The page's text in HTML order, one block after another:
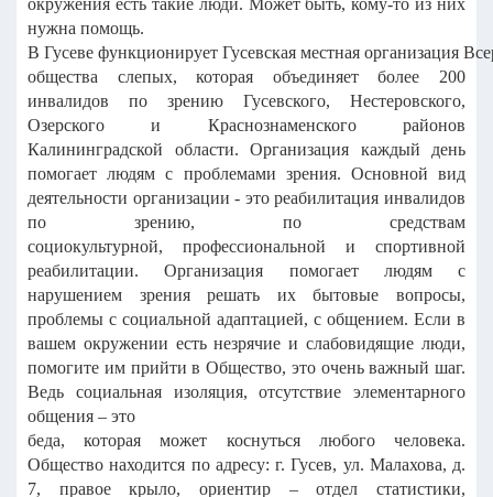
окружения есть такие люди. Может быть, кому-то из них
нужна помощь.
В Гусеве функционирует Гусевская местная организация
общества слепых, которая объединяет более 200
инвалидов по зрению Гусевского, Нестеровского,
Озерского и Краснознаменского районов
Калининградской области. Организация каждый день
помогаетлюдям с проблемами зрения. Основной вид
деятельности организации - этореабилитация инвалидов
по зрению, по средствам
социокультурной, профессиональной и спортивной
реабилитации. Организация помогает людям с
нарушением зрения решать их бытовые вопросы,
проблемы с социальной адаптацией, с общением. Если в
вашем окружении есть незрячиеи слабовидящие люди,
помогите им прийти в Общество, это очень важный шаг.
Ведь социальная изоляция, отсутствие элементарного
общения – это
беда, которая может коснуться любого человека.
Общество находится по адресу: г. Гусев, ул. Малахова, д.
7, правое крыло, ориентир – отдел статистики,